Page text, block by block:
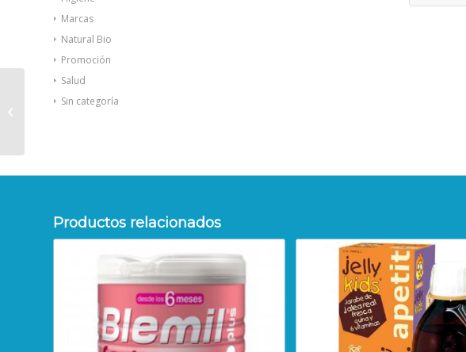
Marcas
Natural Bio
Promoción
Salud
Sin categoría
Productos relacionados
cucharas para sólidos